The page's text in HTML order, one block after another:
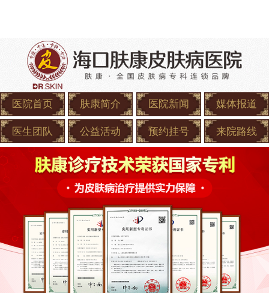
医院首页 肤康简介 医院新闻 媒体报道
医生团队 公益活动 预约挂号 来院路线